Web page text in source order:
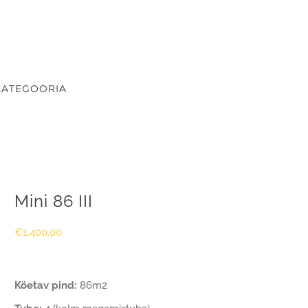
Mini 86 III
€1,400.00
Köetav pind: 86m2